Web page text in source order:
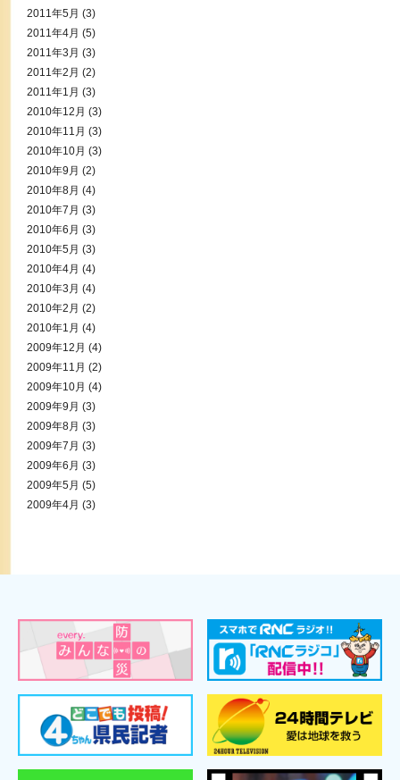
2011年5月 (3)
2011年4月 (5)
2011年3月 (3)
2011年2月 (2)
2011年1月 (3)
2010年12月 (3)
2010年11月 (3)
2010年10月 (3)
2010年9月 (2)
2010年8月 (4)
2010年7月 (3)
2010年6月 (3)
2010年5月 (3)
2010年4月 (4)
2010年3月 (4)
2010年2月 (2)
2010年1月 (4)
2009年12月 (4)
2009年11月 (2)
2009年10月 (4)
2009年9月 (3)
2009年8月 (3)
2009年7月 (3)
2009年6月 (3)
2009年5月 (5)
2009年4月 (3)